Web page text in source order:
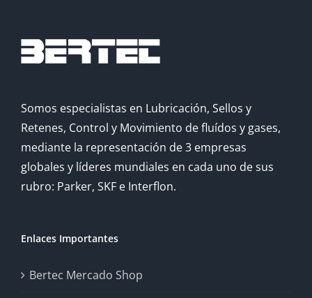
Somos especialistas en Lubricación, Sellos y
Retenes, Control y Movimiento de fluídos y gases,
mediante la representación de 3 empresas
globales y líderes mundiales en cada uno de sus
rubro: Parker, SKF e Interflon.
Enlaces Importantes
Bertec Mercado Shop